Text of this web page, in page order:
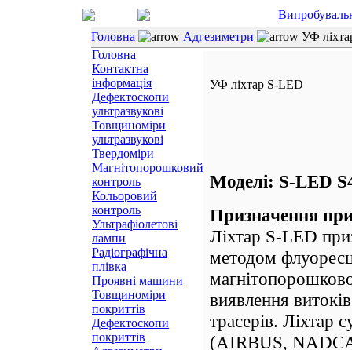
Головна
Адгезиметри
УФ
Головна
Контактна
інформація
Дефектоскопи
ультразвукові
Товщиноміри
ультразвукові
Твердоміри
Магнітопорошковий
контроль
Кольоровий
контроль
Ультрафіолетові
лампи
Радіографічна
плівка
Проявні машини
Товщиноміри
покриттів
Дефектоскопи
покриттів
УФ ліхтар S-LED
Моделі: S-LED
Призначення
Ліхтар S-LED
методом
виявлення
трасерів. Ліхтар
(AIRBUS,